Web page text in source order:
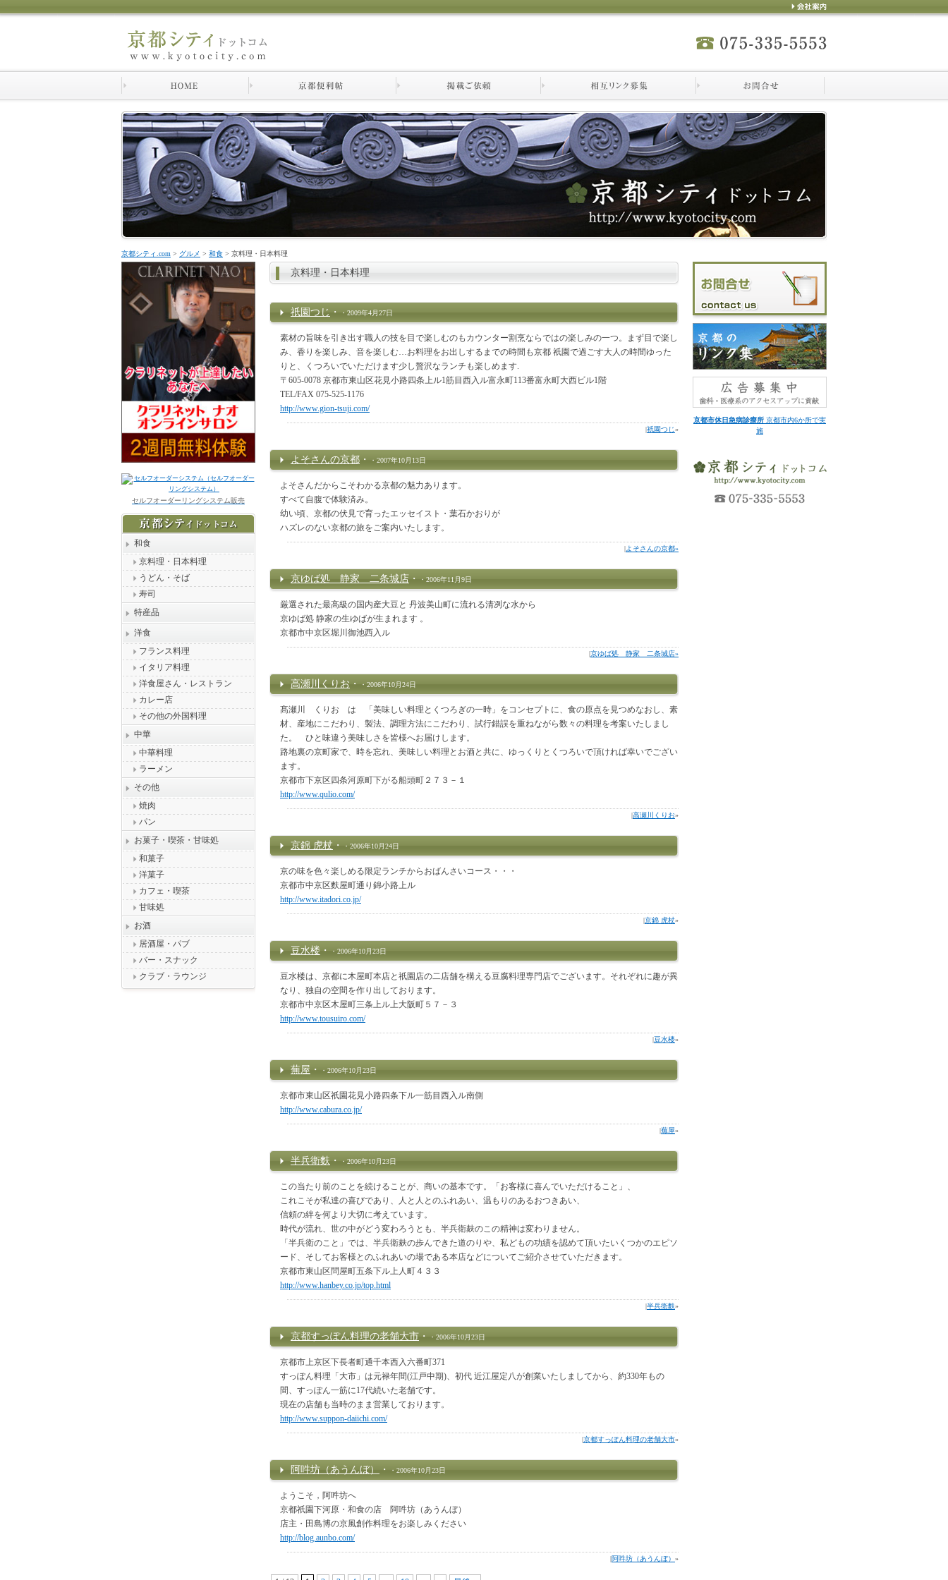
京都シティ.com > グルメ > 和食 > 京料理・日本料理
京料理・日本料理
祇園つじ ・ ・2009年4月27日
素材の旨味を引き出す職人の技を目で楽しむのもカウンター割烹ならではの楽しみの一つ。まず目で楽し
み、香りを楽しみ、音を楽しむ…お料理をお出しするまでの時間も京都 祇園で過ごす大人の時間ゆった
りと、くつろいでいただけます少し贅沢なランチも楽しめます.
〒605-0078 京都市東山区花見小路四条上ル1筋目西入ル富永町113番富永町大西ビル1階
TEL/FAX 075-525-1176
http://www.gion-tsuji.com/
|祇園つじ»
よそさんの京都 ・ ・2007年10月13日
よそさんだからこそわかる京都の魅力あります。
すべて自腹で体験済み。
幼い頃、京都の伏見で育ったエッセイスト・葉石かおりが
ハズレのない京都の旅をご案内いたします。
|よそさんの京都»
京ゆば処 静家 二条城店 ・ ・2006年11月9日
厳選された最高級の国内産大豆と 丹波美山町に流れる清冽な水から
京ゆば処 静家の生ゆばが生まれます 。
京都市中京区堀川御池西入ル
|京ゆば処 静家 二条城店»
高瀬川くりお ・ ・2006年10月24日
髙瀬川 くりお は 「美味しい料理とくつろぎの一時」をコンセプトに、食の原点を見つめなおし、素
材、産地にこだわり、製法、調理方法にこだわり、試行錯誤を重ねながら数々の料理を考案いたしまし
た。 ひと味違う美味しさを皆様へお届けします。
路地裏の京町家で、時を忘れ、美味しい料理とお酒と共に、ゆっくりとくつろいで頂ければ幸いでござい
ます。
京都市下京区四条河原町下がる船頭町２７３－１
http://www.qulio.com/
|高瀬川くりお»
京錦 虎杖 ・ ・2006年10月24日
京の味を色々楽しめる限定ランチからおばんさいコース・・・
京都市中京区麩屋町通り錦小路上ル
http://www.itadori.co.jp/
|京錦 虎杖»
豆水楼 ・ ・2006年10月23日
豆水楼は、京都に木屋町本店と祇園店の二店舗を構える豆腐料理専門店でございます。それぞれに趣が異
なり、独自の空間を作り出しております。
京都市中京区木屋町三条上ル上大阪町５７－３
http://www.tousuiro.com/
|豆水楼»
蕪屋 ・ ・2006年10月23日
京都市東山区祇園花見小路四条下ル一筋目西入ル南側
http://www.cabura.co.jp/
|蕪屋»
半兵衛麩 ・ ・2006年10月23日
この当たり前のことを続けることが、商いの基本です。「お客様に喜んでいただけること」、
これこそが私達の喜びであり、人と人とのふれあい、温もりのあるおつきあい、
信頼の絆を何より大切に考えています。
時代が流れ、世の中がどう変わろうとも、半兵衛麸のこの精神は変わりません。
「半兵衛のこと」では、半兵衛麸の歩んできた道のりや、私どもの功績を認めて頂いたいくつかのエピソ
ード、そしてお客様とのふれあいの場である本店などについてご紹介させていただきます。
京都市東山区問屋町五条下ル上人町４３３
http://www.hanbey.co.jp/top.html
|半兵衛麩»
京都すっぽん料理の老舗大市 ・ ・2006年10月23日
京都市上京区下長者町通千本西入六番町371
すっぽん料理「大市」は元禄年間(江戸中期)、初代 近江屋定八が創業いたしましてから、約330年もの
間、すっぽん一筋に17代続いた老舗です。
現在の店舗も当時のまま営業しております。
http://www.suppon-daiichi.com/
|京都すっぽん料理の老舗大市»
阿吽坊（あうんぼ） ・ ・2006年10月23日
ようこそ，阿吽坊へ
京都祇園下河原・和食の店 阿吽坊（あうんぼ）
店主・田島博の京風創作料理をお楽しみください
http://blog.aunbo.com/
|阿吽坊（あうんぼ） »
セルフオーダーリングシステム販売
和食
京料理・日本料理
うどん・そば
寿司
特産品
洋食
フランス料理
イタリア料理
洋食屋さん・レストラン
カレー店
その他の外国料理
中華
中華料理
ラーメン
その他
焼肉
パン
お菓子・喫茶・甘味処
和菓子
洋菓子
カフェ・喫茶
甘味処
お酒
居酒屋・パブ
バー・スナック
クラブ・ラウンジ
京都市休日急病診療所 京都市内6か所で実
施